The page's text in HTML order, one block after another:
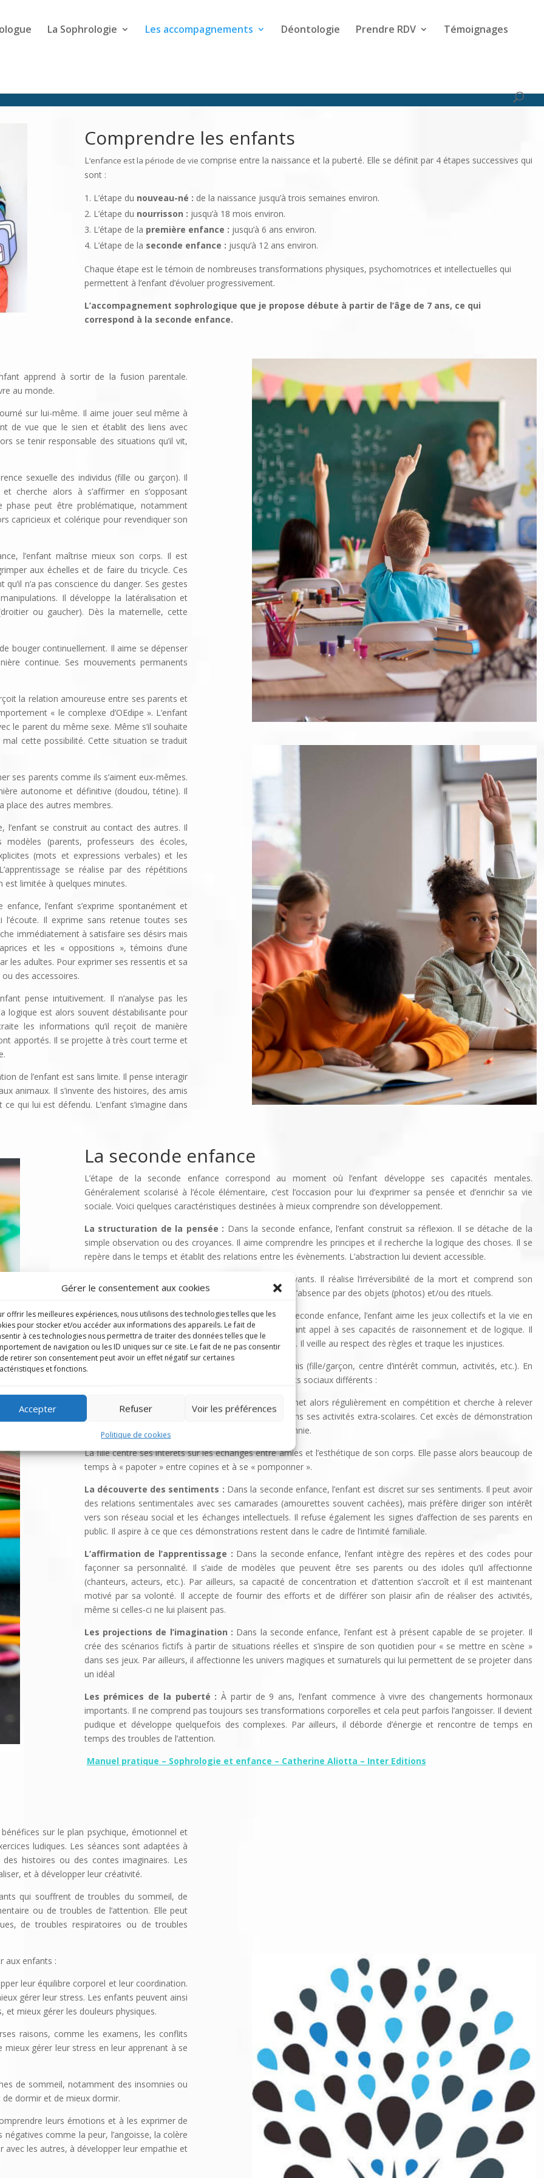
Gérer le consentement aux cookies
offrir les meilleures expériences, nous utilisons des technologies telles que les
pour stocker et/ou accéder aux informations des appareils. Le fait de
à ces technologies nous permettra de traiter des données telles que le
de navigation ou les ID uniques sur ce site. Le fait de ne pas consentir
retirer son consentement peut avoir un effet négatif sur certaines
et fonctions.
Accepter Refuser Voir les préférences
Politique de cookies
La Sophrologie Les accompagnements Déontologie Prendre RDV Témoignages
Comprendre les enfants
L ‘enfance est la période de vie comprise entre la naissance et la puberté. Elle se définit par 4 étapes successives qui
sont :
L’étape du nouveau-né : de la naissance jusqu’à trois semaines environ.
L’étape du nourrisson : jusqu’à 18 mois environ.
L’étape de la première enfance : jusqu’à 6 ans environ.
L’étape de la seconde enfance : jusqu’à 12 ans environ.
Chaque étape est le témoin de nombreuses transformations physiques, psychomotrices et intellectuelles qui
permettent à l’enfant d’évoluer progressivement.
L’accompagnement sophrologique que je propose débute à partir de l’âge de 7 ans, ce qui
correspond à la seconde enfance.
apprend à sortir de la fusion parentale.
au monde.
sur lui-même. Il aime jouer seul même à
de vue que le sien et établit des liens avec
se tenir responsable des situations qu’il vit,
sexuelle des individus (fille ou garçon). Il
cherche alors à s’affirmer en s’opposant
peut être problématique, notamment
capricieux et colérique pour revendiquer son
l’enfant maîtrise mieux son corps. Il est
aux échelles et de faire du tricycle. Ces
n’a pas conscience du danger. Ses gestes
Il développe la latéralisation et
ou gaucher). Dès la maternelle, cette
bouger continuellement. Il aime se dépenser
continue. Ses mouvements permanents
la relation amoureuse entre ses parents et
« le complexe d’OEdipe ». L’enfant
le parent du même sexe. Même s’il souhaite
cette possibilité. Cette situation se traduit
ses parents comme ils s’aiment eux-mêmes.
autonome et définitive (doudou, tétine). Il
place des autres membres.
l’enfant se construit au contact des autres. Il
(parents, professeurs des écoles,
(mots et expressions verbales) et les
se réalise par des répétitions
est limitée à quelques minutes.
l’enfant s’exprime spontanément et
Il exprime sans retenue toutes ses
immédiatement à satisfaire ses désirs mais
et les « oppositions », témoins d’une
les adultes. Pour exprimer ses ressentis et sa
des accessoires.
pense intuitivement. Il n’ana­lyse pas les
logique est alors souvent déstabilisante pour
les informations qu’il reçoit de manière
apportés. Il se projette à très court terme et
de l’enfant est sans limite. Il pense interagir
animaux. Il s’invente des histoires, des amis
qui lui est défendu. L’enfant s’imagine dans
La seconde enfance
L’étape de la seconde enfance correspond au moment où l’enfant développe ses capacités mentales.
Généralement scolarisé à l’école élémentaire, c’est l’occasion pour lui d’exprimer sa pensée et d’enrichir sa vie
sociale. Voici quelques caractéristiques destinées à mieux comprendre son développement.
La structuration de la pensée : Dans la seconde enfance, l’enfant construit sa réflexion. Il se détache de la
simple observation ou des croyances. Il aime comprendre les principes et il recherche la logique des choses. Il se
repère dans le temps et établit des relations entre les évènements. L’abstraction lui devient accessible.
L’enfant distingue à présent les objets des êtres vivants. Il réalise l’irréversibilité de la mort et comprend son
universalité. Il éprouve alors le besoin de matérialiser l’absence par des objets (photos) et/ou des rituels.
Le développement de la socialisation :Dans la seconde enfance, l’enfant aime les jeux collectifs et la vie en
groupe. Il participe à la construction des règles, faisant appel à ses capacités de raisonnement et de logique. Il
recherche l’équité et la coopération au sein du groupe. Il veille au respect des règles et traque les injustices.
L’enfant choisit son groupe selon des critères réfléchis (fille/garçon, centre d’intérêt commun, activités, etc.). En
fonction de son sexe, il développe des comportements sociaux différents :
garçon a besoin de se mesurer aux autres. Il se met alors régulièrement en compétition et cherche à relever
des défis dans la cour de récréation, en classe ou dans ses activités extra-scolaires. Cet excès de démonstration
peut parfois engendrer de la violence, voire de la tyrannie.
La fille centre ses intérêts sur les échanges entre amies et l’esthé­tique de son corps. Elle passe alors beaucoup de
temps à « papoter » entre copines et à se « pomponner ».
La découverte des sentiments : Dans la seconde enfance, l’enfant est discret sur ses sentiments. Il peut avoir
des relations sentimentales avec ses camarades (amou­rettes souvent cachées), mais préfère diriger son intérêt
vers son réseau social et les échanges intellectuels. Il refuse également les signes d’affection de ses parents en
public. Il aspire à ce que ces démonstrations restent dans le cadre de l’intimité familiale.
L’affirmation de l’apprentissage : Dans la seconde enfance, l’enfant intègre des repères et des codes pour
façonner sa personnalité. Il s’aide de modèles que peuvent être ses parents ou des idoles qu’il affectionne
(chanteurs, acteurs, etc.). Par ailleurs, sa capacité de concentration et d’attention s’accroît et il est maintenant
motivé par sa volonté. Il accepte de fournir des efforts et de différer son plaisir afin de réaliser des activités,
même si celles-ci ne lui plaisent pas.
Les projections de l’imagination : Dans la seconde enfance, l’enfant est à présent capable de se projeter. Il
crée des scénarios fictifs à partir de situations réelles et s’inspire de son quotidien pour « se mettre en scène »
dans ses jeux. Par ailleurs, il affectionne les univers magiques et surnaturels qui lui permettent de se projeter dans
un idéal
Les prémices de la puberté :À partir de 9 ans, l’enfant commence à vivre des changements hormonaux
importants. Il ne comprend pas toujours ses transformations corporelles et cela peut parfois l’angoisser. Il devient
pudique et développe quelquefois des complexes. Par ailleurs, il déborde d’énergie et rencontre de temps en
temps des troubles de l’attention.
Manuel pratique – Sophrologie et enfance – Catherine Aliotta – Inter Editions
sur le plan psychique, émotionnel et
ludiques. Les séances sont adaptées à
histoires ou des contes imaginaires. Les
et à développer leur créativité.
qui souffrent de troubles du sommeil, de
ou de troubles de l’attention. Elle peut
de troubles respiratoires ou de troubles
aux enfants :
leur équilibre corporel et leur coordination.
gérer leur stress. Les enfants peuvent ainsi
mieux gérer les douleurs physiques.
raisons, comme les examens, les conflits
gérer leur stress en leur apprenant à se
de sommeil, notamment des insomnies ou
dormir et de mieux dormir.
leurs émotions et à les exprimer de
comme la peur, l’angoisse, la colère
les autres, à développer leur empathie et